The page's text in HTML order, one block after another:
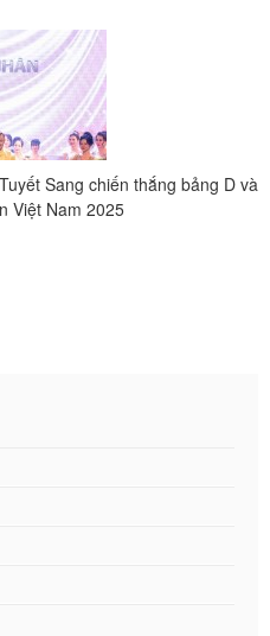
Sang chiến thắng bảng D và
Việt Nam 2025